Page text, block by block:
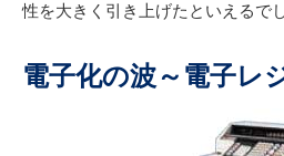
性を大きく引き上げたといえるで
電子化の波～電子レ